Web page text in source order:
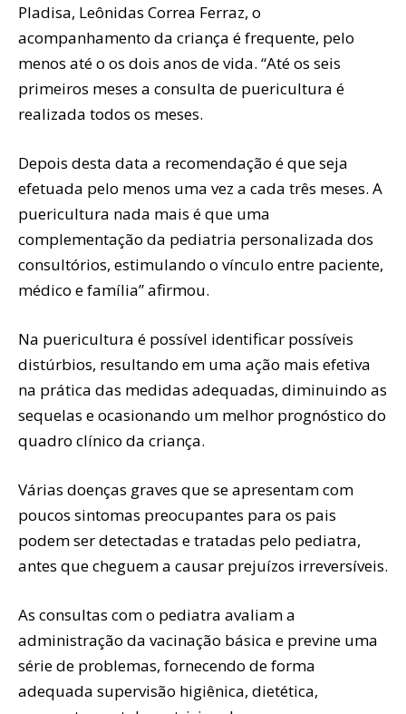
Pladisa, Leônidas Correa Ferraz, o
acompanhamento da criança é frequente, pelo
menos até o os dois anos de vida. “Até os seis
primeiros meses a consulta de puericultura é
realizada todos os meses.
Depois desta data a recomendação é que seja
efetuada pelo menos uma vez a cada três meses. A
puericultura nada mais é que uma
complementação da pediatria personalizada dos
consultórios, estimulando o vínculo entre paciente,
médico e família” afirmou.
Na puericultura é possível identificar possíveis
distúrbios, resultando em uma ação mais efetiva
na prática das medidas adequadas, diminuindo as
sequelas e ocasionando um melhor prognóstico do
quadro clínico da criança.
Várias doenças graves que se apresentam com
poucos sintomas preocupantes para os pais
podem ser detectadas e tratadas pelo pediatra,
antes que cheguem a causar prejuízos irreversíveis.
As consultas com o pediatra avaliam a
administração da vacinação básica e previne uma
série de problemas, fornecendo de forma
adequada supervisão higiênica, dietética,